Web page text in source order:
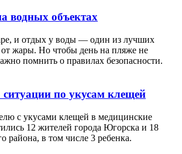
водных объектах
и отдых у воды — один из лучших
от жары. Но чтобы день на пляже не
помнить о правилах безопасности.
по укусам клещей
с укусами клещей в медицинские
12 жителей города Югорска и 18
района, в том числе 3 ребенка.